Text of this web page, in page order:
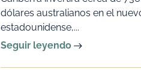
dólares australianos en el
estadounidense,...
Seguir leyendo